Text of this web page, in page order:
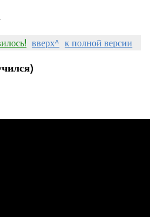
вверх^ к полной версии